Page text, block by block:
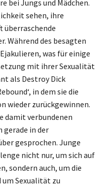
bei Jungs und Mädchen.
sehen, ihre
Während des besagten
was für einige
mit ihrer Sexualität
als Destroy Dick
in dem sie die
wieder zurückgewinnen.
damit verbundenen
gerade in der
gesprochen. Junge
nicht nur, um sich auf
sondern auch, um die
Sexualität zu